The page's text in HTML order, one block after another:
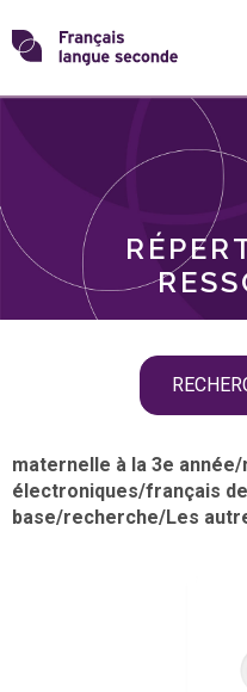
Skip
toTransformons
langue
THÈMES
maternelle à la 3e année/
électroniques/français de
base/recherche/Les